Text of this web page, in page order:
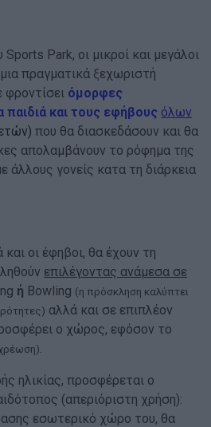
Park, οι μικροί και μεγάλοι
πραγματικά ξεχωριστή
όμορφες
παιδιά και τους εφήβους όλων
που θα διασκεδάσουν και θα
απολαμβάνουν το ρόφημα της
άλλους γονείς κατα τη διάρκεια
και οι έφηβοι, θα έχουν τη
επιλέγοντας ανάμεσα σε
ή Bowling (η πρόσκληση καλύπτει
αλλά και σε επιπλέον
ο χώρος, εφόσον το
ηλικίας, προσφέρεται ο
(απεριόριστη χρήση):
εσωτερικό χώρο του, θα